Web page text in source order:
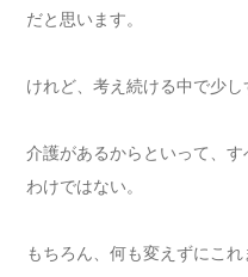
だと思います。
けれど、考え続ける中で少し
介護があるからといって、
わけではない。
もちろん、何も変えずにこ